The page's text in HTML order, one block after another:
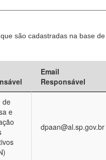
são cadastradas na base de
Email
Responsável
de
e
dpaan@al.sp.gov.br